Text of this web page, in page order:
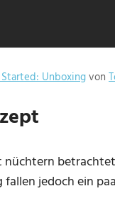
Unboxingvon
nüchtern
jedoch ein